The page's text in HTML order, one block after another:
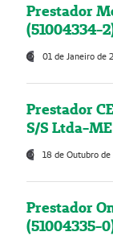
Prestador
(51004334-
01 de Janeiro de
Prestador
S/S Ltda-
18 de Outubro de
Prestador
(51004335-